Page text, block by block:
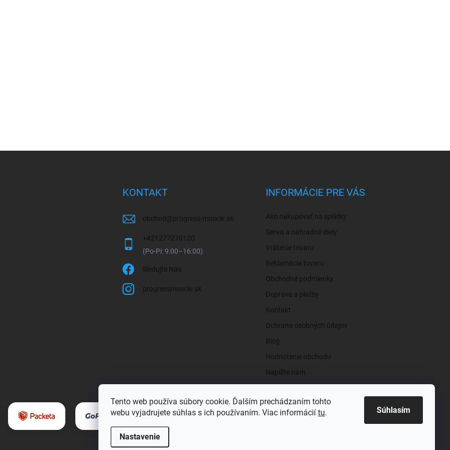
Tento web používa súbory cookie. Ďalším prechádzaním tohto
webu vyjadrujete súhlas s ich používaním. Viac informácií tu.
Nastavenie
Súhlasím
KONTAKT
obchod @ progress-muscle.sk
+421277270120
Sledujte Nás
progressmuscle.sk
INFORMÁCIE PRE VÁS
Ako nakupovať na splátky
Servis a náhradné diely
Vrátenie tovaru
Reklamácia tovaru
Obchodné podmienky
Doprava a platby
Kontakt
Ochrana osobných údajov
Blog
Hodnotenie obchodu
Napíšte nám